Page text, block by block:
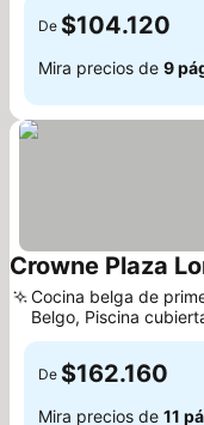
De $104.120
Mira precios de 9
Crowne Plaza
Cocina belga de
Belgo, Piscina
tranquilos
De $162.160
Mira precios de 11